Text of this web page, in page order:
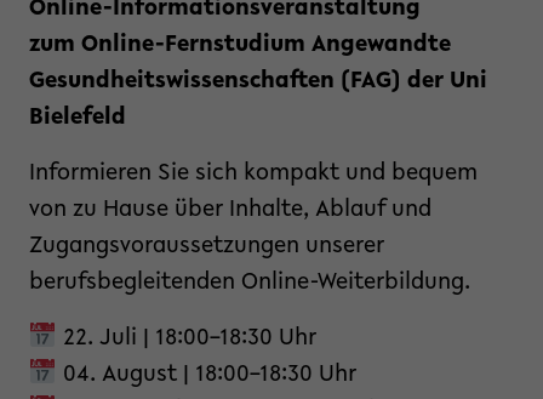
Online-Informationsveranstaltung
zum Online-Fernstudium Angewandte
Gesundheitswissenschaften (FAG) der Uni
Bielefeld
Informieren Sie sich kompakt und bequem
von zu Hause über Inhalte, Ablauf und
Zugangsvoraussetzungen unserer
berufsbegleitenden Online-Weiterbildung.
22. Juli | 18:00–18:30 Uhr
04. August | 18:00–18:30 Uhr